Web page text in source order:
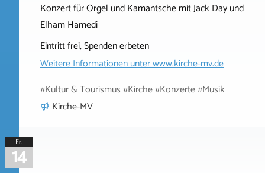
Konzert für Orgel und Kamantsche mit Jack Day und
Elham Hamedi
Eintritt frei, Spenden erbeten
Weitere Informationen unterwww.kirche-mv.de
#Kultur & Tourismus #Kirche #Konzerte #Musik
Kirche-MV
Fr.
14